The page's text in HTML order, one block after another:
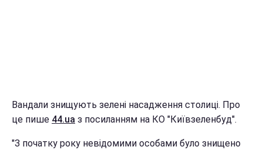
Вандали знищують зелені насадження столиці. Про
це пише 44.ua з посиланням на КО "Київзеленбуд".
"З початку року невідомими особами було знищено